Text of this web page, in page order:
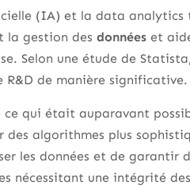
(IA) et la data
la gestion des données et
Selon une étude de
R&D de manière significative.
qui était auparavant
algorithmes plus
les données et de garantir
nécessitant une intégrité